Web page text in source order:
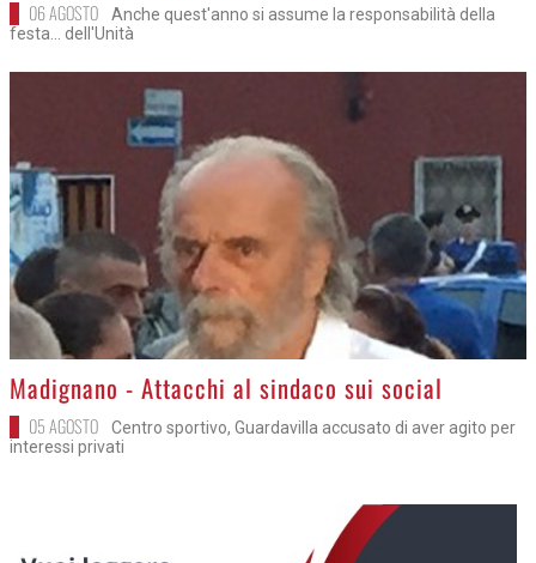
06 AGOSTO
Anche quest'anno si assume la responsabilità della
festa... dell'Unità
>Madignano - Attacchi al sindaco sui social
05 AGOSTO
Centro sportivo, Guardavilla accusato di aver agito per
interessi privati